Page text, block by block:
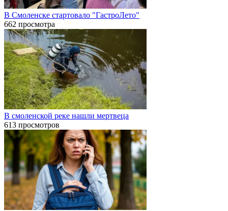
В Смоленске стартовало "ГастроЛето"
662 просмотра
В смоленской реке нашли мертвеца
613 просмотров